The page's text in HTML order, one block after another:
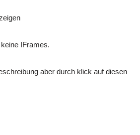
IFrames.
aber durch klick auf diesen